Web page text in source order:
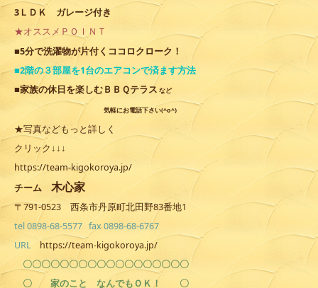
3ＬＤＫ ガレージ付き
★オススメＰＯＩＮＴ
■5分で洗濯物が片付く ココロクローク ！
■2階の３部屋を1台のエアコンで済ます方法
■家族の休日を楽しむＢＢＱテラス など
気軽にお電話下さい(^o^)
★写真などもっと詳しく
クリック↓↓↓
https://team-kigokoroya.jp/
チーム 木心家
〒791-0523 西条市丹原町北田野83番地1
tel 0898-68-5577 fax 0898-68-6767
URLhttps://team-kigokoroya.jp/
〇〇〇〇〇〇〇〇〇〇〇〇〇〇〇〇〇〇
〇 家のこと なんでもＯＫ！ 〇